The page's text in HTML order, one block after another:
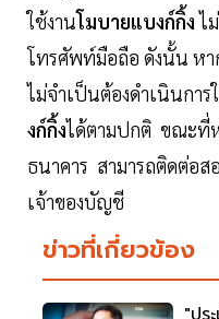
ใช้งานโมบายแบงก์กิ้งไ
โทรศัพท์มือถือ ดังนั้น หา
ไม่จำเป็นต้องดำเนินการ
งก์กิ้งได้ตามปกติ ขณะที่ห
ธนาคาร สามารถติดต่อส
เจ้าของบัญชี
ข่าวที่เกี่ยวข้อง